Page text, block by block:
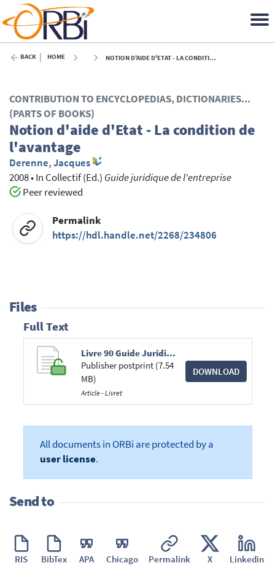
BACK HOME NOTION D'AIDE D'ETAT - LA CONDITION DE L'AVANTAGE - 2008
CONTRIBUTION TO ENCYCLOPEDIAS, DICTIONARIES...
(PARTS OF BOOKS)
Notion d'aide d'Etat - La condition de
l'avantage
Derenne, Jacques
2008•In Collectif(Ed.) Guide juridique de l'entreprise
Peer reviewed
Permalink
https://hdl.handle.net/2268/234806
Files
Full Text
Livre 90 Guide Juridique de l'entreprise - aide d'Etat - notion d'avantage 2008.pdf
Publisher postprint (7.54
MB)
Article - Livret
DOWNLOAD
All documents in ORBi are protected by a
user license.
Send to
RIS BibTex APA Chicago Permalink X Linkedin